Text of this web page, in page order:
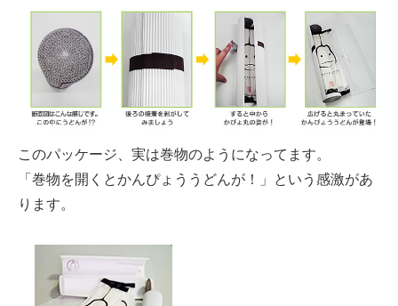
このパッケージ、実は巻物のようになってます。
「巻物を開くとかんぴょううどんが！」という感激があ
ります。